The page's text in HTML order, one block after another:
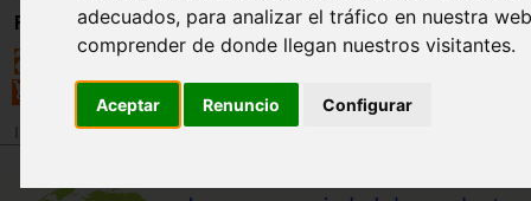
adecuados, para analizar el tráfico en nuestra
comprender de donde llegan nuestros visitantes.
Aceptar Renuncio Configurar
Registro
Revista